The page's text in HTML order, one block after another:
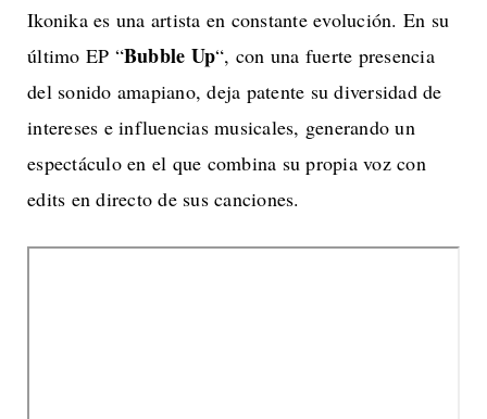
Ikonika es una artista en constante evolución. En su
último EP “Bubble Up“, con una fuerte presencia
del sonido amapiano, deja patente su diversidad de
intereses e influencias musicales, generando un
espectáculo en el que combina su propia voz con
edits en directo de sus canciones.